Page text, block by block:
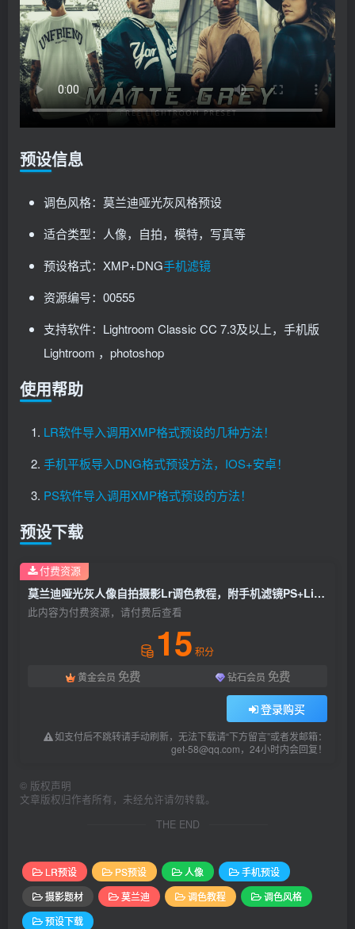
预设信息
调色风格：莫兰迪哑光灰风格预设
适合类型：人像，自拍，模特，写真等
预设格式：XMP+DNG手机滤镜
资源编号：00555
支持软件：Lightroom Classic CC 7.3及以上，手机版
Lightroom ，photoshop
使用帮助
LR软件导入调用XMP格式预设的几种方法！
手机平板导入DNG格式预设方法，IOS+安卓！
PS软件导入调用XMP格式预设的方法！
预设下载
莫兰迪哑光灰人像自拍摄影Lr调色教程，附手机滤镜PS+Lightroom预设下载！
此内容为付费资源，请付费后查看
15 积分
黄金会员 免费 钻石会员 免费
登录购买
如支付后不跳转请手动刷新，无法下载请“下方留言”或者发邮箱：
get-58@qq.com，24小时内会回复！
付费资源
© 版权声明
文章版权归作者所有，未经允许请勿转载。
THE END
LR预设 PS预设 人像
手机预设
摄影题材
莫兰迪 调色教程
调色风格
预设下载